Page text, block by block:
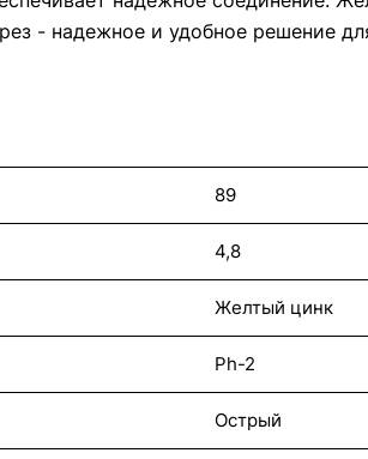
- надежное и удобное решение
89
4,8
Желтый цинк
Ph-2
Острый